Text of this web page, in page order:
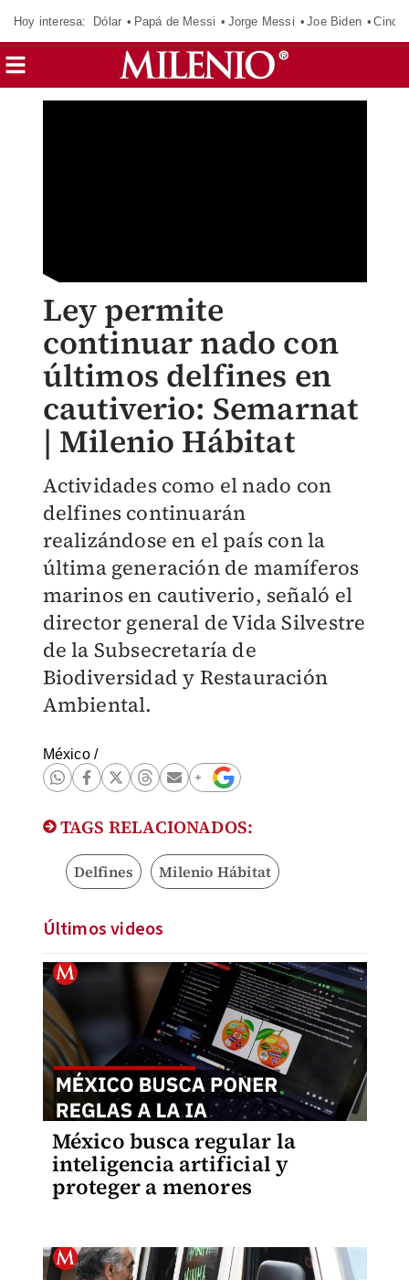
Hoy interesa: Dólar Papá de Messi Jorge Messi Joe Biden
Ley permite
continuar nado con
últimos delfines en
cautiverio: Semarnat
| Milenio Hábitat
Actividades como el nado con
delfines continuarán
realizándose en el país con la
última generación de mamíferos
marinos en cautiverio, señaló el
director general de Vida Silvestre
de la Subsecretaría de
Biodiversidad y Restauración
Ambiental.
México/
TAGS RELACIONADOS:
Delfines Milenio Hábitat
Últimos videos
México busca regular la
inteligencia artificial y
proteger a menores